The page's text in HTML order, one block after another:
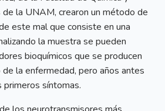
la UNAM, crearon un método de
este mal que consiste en una
la muestra se pueden
bioquímicos que se producen
la enfermedad, pero años antes
primeros síntomas.